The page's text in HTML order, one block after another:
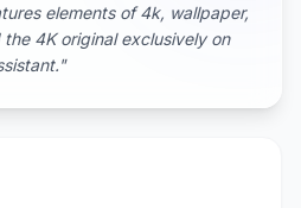
elements of 4k, wallpaper,
4K original exclusively on